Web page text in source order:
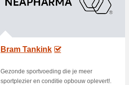
Bram Tankink
Gezonde sportvoeding die je meer
sportplezier en conditie opbouw oplevert!.